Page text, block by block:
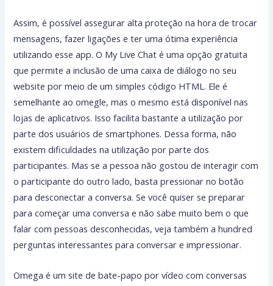
Assim, é possível assegurar alta proteção na hora de trocar
mensagens, fazer ligações e ter uma ótima experiência
utilizando esse app. O My Live Chat é uma opção gratuita
que permite a inclusão de uma caixa de diálogo no seu
website por meio de um simples código HTML. Ele é
semelhante ao omegle, mas o mesmo está disponível nas
lojas de aplicativos. Isso facilita bastante a utilização por
parte dos usuários de smartphones. Dessa forma, não
existem dificuldades na utilização por parte dos
participantes. Mas se a pessoa não gostou de interagir com
o participante do outro lado, basta pressionar no botão
para desconectar a conversa. Se você quiser se preparar
para começar uma conversa e não sabe muito bem o que
falar com pessoas desconhecidas, veja também a hundred
perguntas interessantes para conversar e impressionar.
Omega é um site de bate-papo por vídeo com conversas